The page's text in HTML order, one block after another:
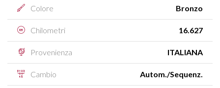
Colore Bronzo
Chilometri 16.627
Provenienza ITALIANA
Cambio Autom./Sequenz.